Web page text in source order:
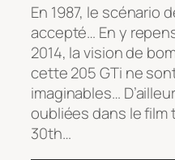
En 1987, le scénario
accepté… En y
2014, la vision de
cette 205 GTi ne
imaginables…
oubliées dans le film
30th…